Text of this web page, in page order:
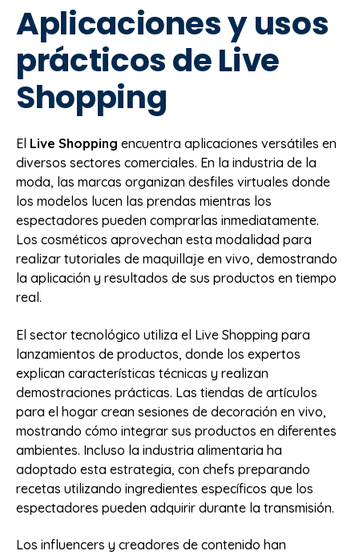
Aplicaciones y usos
prácticos de Live
Shopping
El Live Shopping encuentra aplicaciones versátiles en
diversos sectores comerciales. En la industria de la
moda, las marcas organizan desfiles virtuales donde
los modelos lucen las prendas mientras los
espectadores pueden comprarlas inmediatamente.
Los cosméticos aprovechan esta modalidad para
realizar tutoriales de maquillaje en vivo, demostrando
la aplicación y resultados de sus productos en tiempo
real.
El sector tecnológico utiliza el Live Shopping para
lanzamientos de productos, donde los expertos
explican características técnicas y realizan
demostraciones prácticas. Las tiendas de artículos
para el hogar crean sesiones de decoración en vivo,
mostrando cómo integrar sus productos en diferentes
ambientes. Incluso la industria alimentaria ha
adoptado esta estrategia, con chefs preparando
recetas utilizando ingredientes específicos que los
espectadores pueden adquirir durante la transmisión.
Los influencers y creadores de contenido han